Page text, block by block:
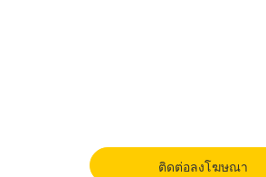
ติดต่อลงโฆษณา